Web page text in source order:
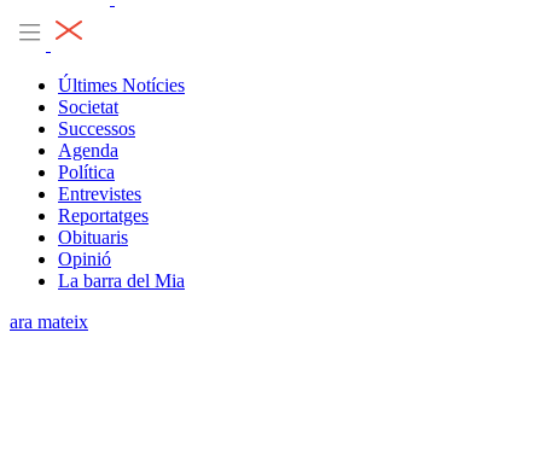
Últimes Notícies
Societat
Successos
Agenda
Política
Entrevistes
Reportatges
Obituaris
Opinió
La barra del Mia
ara mateix